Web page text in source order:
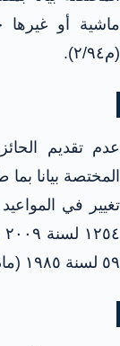
ماشية أو غيرها
(م٢/٩٤).
عدم تقديم
المختصة بيانا
٥٩ لسنة ۱۹۸٥ (مادة ٢/٩٤).